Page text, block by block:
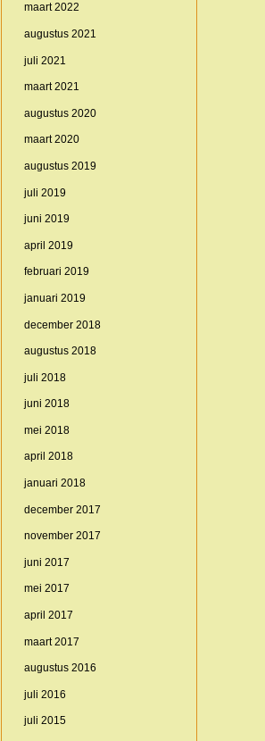
maart 2022
augustus 2021
juli 2021
maart 2021
augustus 2020
maart 2020
augustus 2019
juli 2019
juni 2019
april 2019
februari 2019
januari 2019
december 2018
augustus 2018
juli 2018
juni 2018
mei 2018
april 2018
januari 2018
december 2017
november 2017
juni 2017
mei 2017
april 2017
maart 2017
augustus 2016
juli 2016
juli 2015